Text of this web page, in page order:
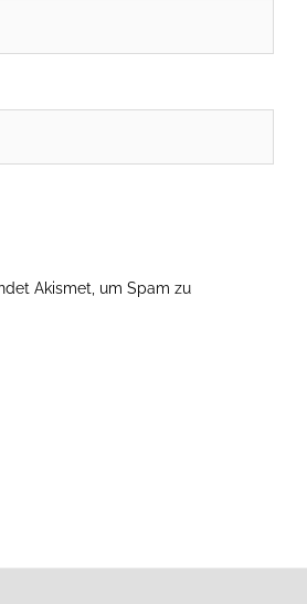
Akismet, um Spam zu